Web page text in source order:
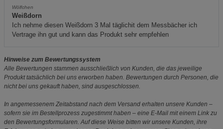
Wölfchen
Weißdorn
Ich nehme diesen Weißdorn 3 Mal täglichit dem Messbächer ich
Vertrage ihn gut und kann das Produkt sehr empfehlen
Hinweise zum Bewertungssystem
Alle Bewertungen stammen ausschließlich von Kunden, die das jeweilige
Produkt tatsächlich bei uns erworben haben. Bewertungen durch Personen, die
nicht bei uns gekauft haben, sind ausgeschlossen.
In angemessenem Zeitabstand nach dem Versand erhalten unsere Kunden –
sofern sie im Bestellprozess zugestimmt haben – eine E-Mail mit einem Link zu
den Bewertungsformularen. Auf diese Weise bitten wir unsere Kunden, ihre